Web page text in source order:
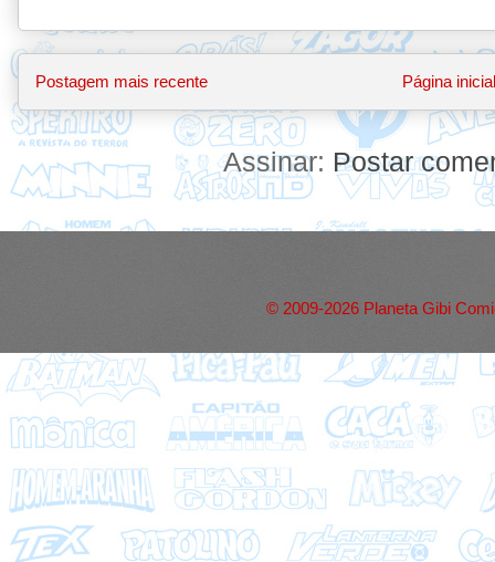
Postagem mais recente Página inicial
Assinar: Postar
© 2009-2026 Planeta Gibi